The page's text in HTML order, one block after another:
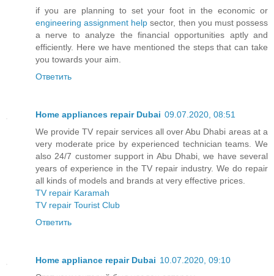
if you are planning to set your foot in the economic or
engineering assignment help sector, then you must possess
a nerve to analyze the financial opportunities aptly and
efficiently. Here we have mentioned the steps that can take
you towards your aim.
Ответить
Home appliances repair Dubai 09.07.2020, 08:51
We provide TV repair services all over Abu Dhabi areas at a
very moderate price by experienced technician teams. We
also 24/7 customer support in Abu Dhabi, we have several
years of experience in the TV repair industry. We do repair
all kinds of models and brands at very effective prices.
TV repair Karamah
TV repair Tourist Club
Ответить
Home appliance repair Dubai 10.07.2020, 09:10